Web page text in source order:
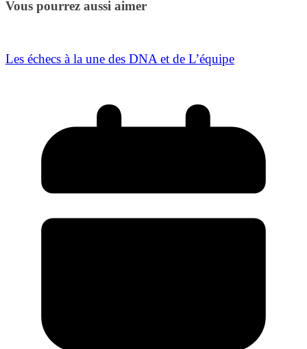
Vous pourrez aussi aimer
Les échecs à la une des DNA et de L’équipe